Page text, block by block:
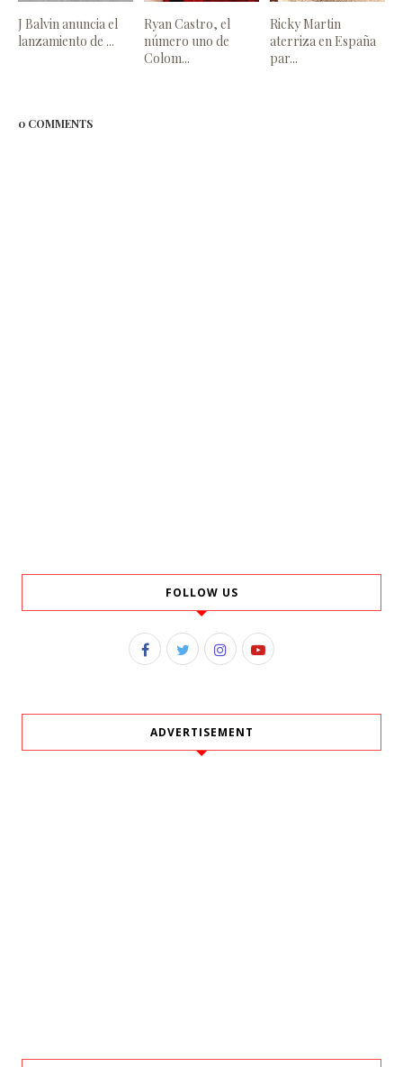
J Balvin anuncia el
lanzamiento de ...
Ryan Castro, el
número uno de
Colom...
Ricky Martin
aterriza en España
par...
0 COMMENTS
FOLLOW US
ADVERTISEMENT